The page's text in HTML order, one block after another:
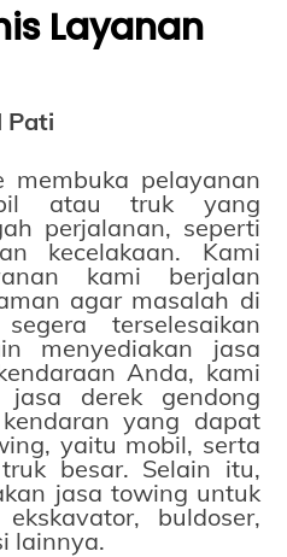
Layanan
Pati
membuka pelayanan
atau truk yang
perjalanan, seperti
kecelakaan. Kami
kami berjalan
agar masalah di
terselesaikan
menyediakan jasa
Anda, kami
jasa derek gendong
yang dapat
yaitu mobil, serta
besar. Selain itu,
jasa towing untuk
buldoser,
lainnya.